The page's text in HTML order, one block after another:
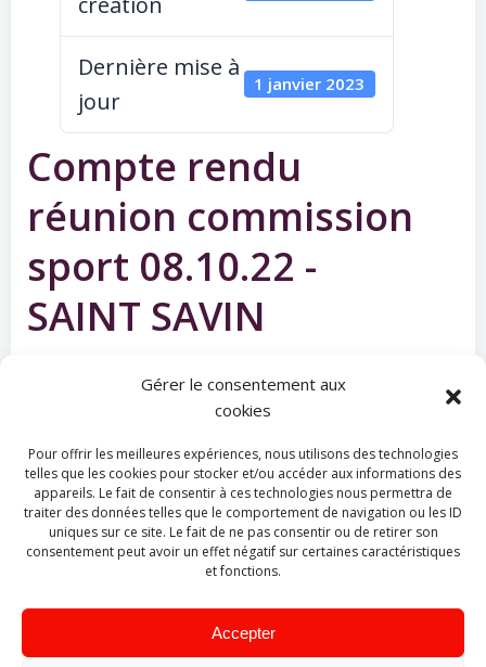
Gérer le consentement aux
cookies
Pour offrir les meilleures expériences, nous utilisons des technologies
telles que les cookies pour stocker et/ou accéder aux informations des
appareils. Le fait de consentir à ces technologies nous permettra de
traiter des données telles que le comportement de navigation ou les ID
uniques sur ce site. Le fait de ne pas consentir ou de retirer son
consentement peut avoir un effet négatif sur certaines caractéristiques
et fonctions.
Accepter
Dernière mise à
jour
1 janvier 2023
Compte rendu
réunion commission
sport 08.10.22 -
SAINT SAVIN
No Category
Post
navigation
Précédent
Post
Suivant
Articles récents
Soutien aux sapeurs-pompiers impactés par les feux des Landes